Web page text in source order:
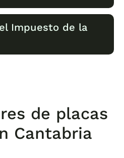
Cantabria ofrecen
de Bienes
en el ICIO
.
Impuesto de la
Cantabria.de placas
Cantabria